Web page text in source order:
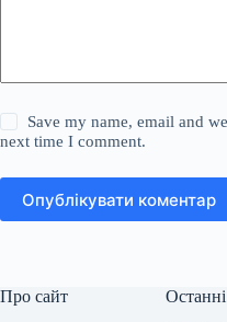
Save my name, email and
next time I comment.
Опублікувати коментар
Про сайт